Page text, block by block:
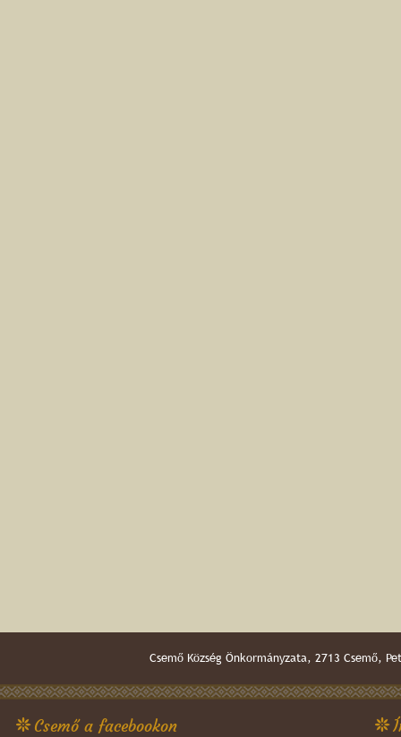
Csemő Község Önkormányzata, 2713
Csemő a facebookon